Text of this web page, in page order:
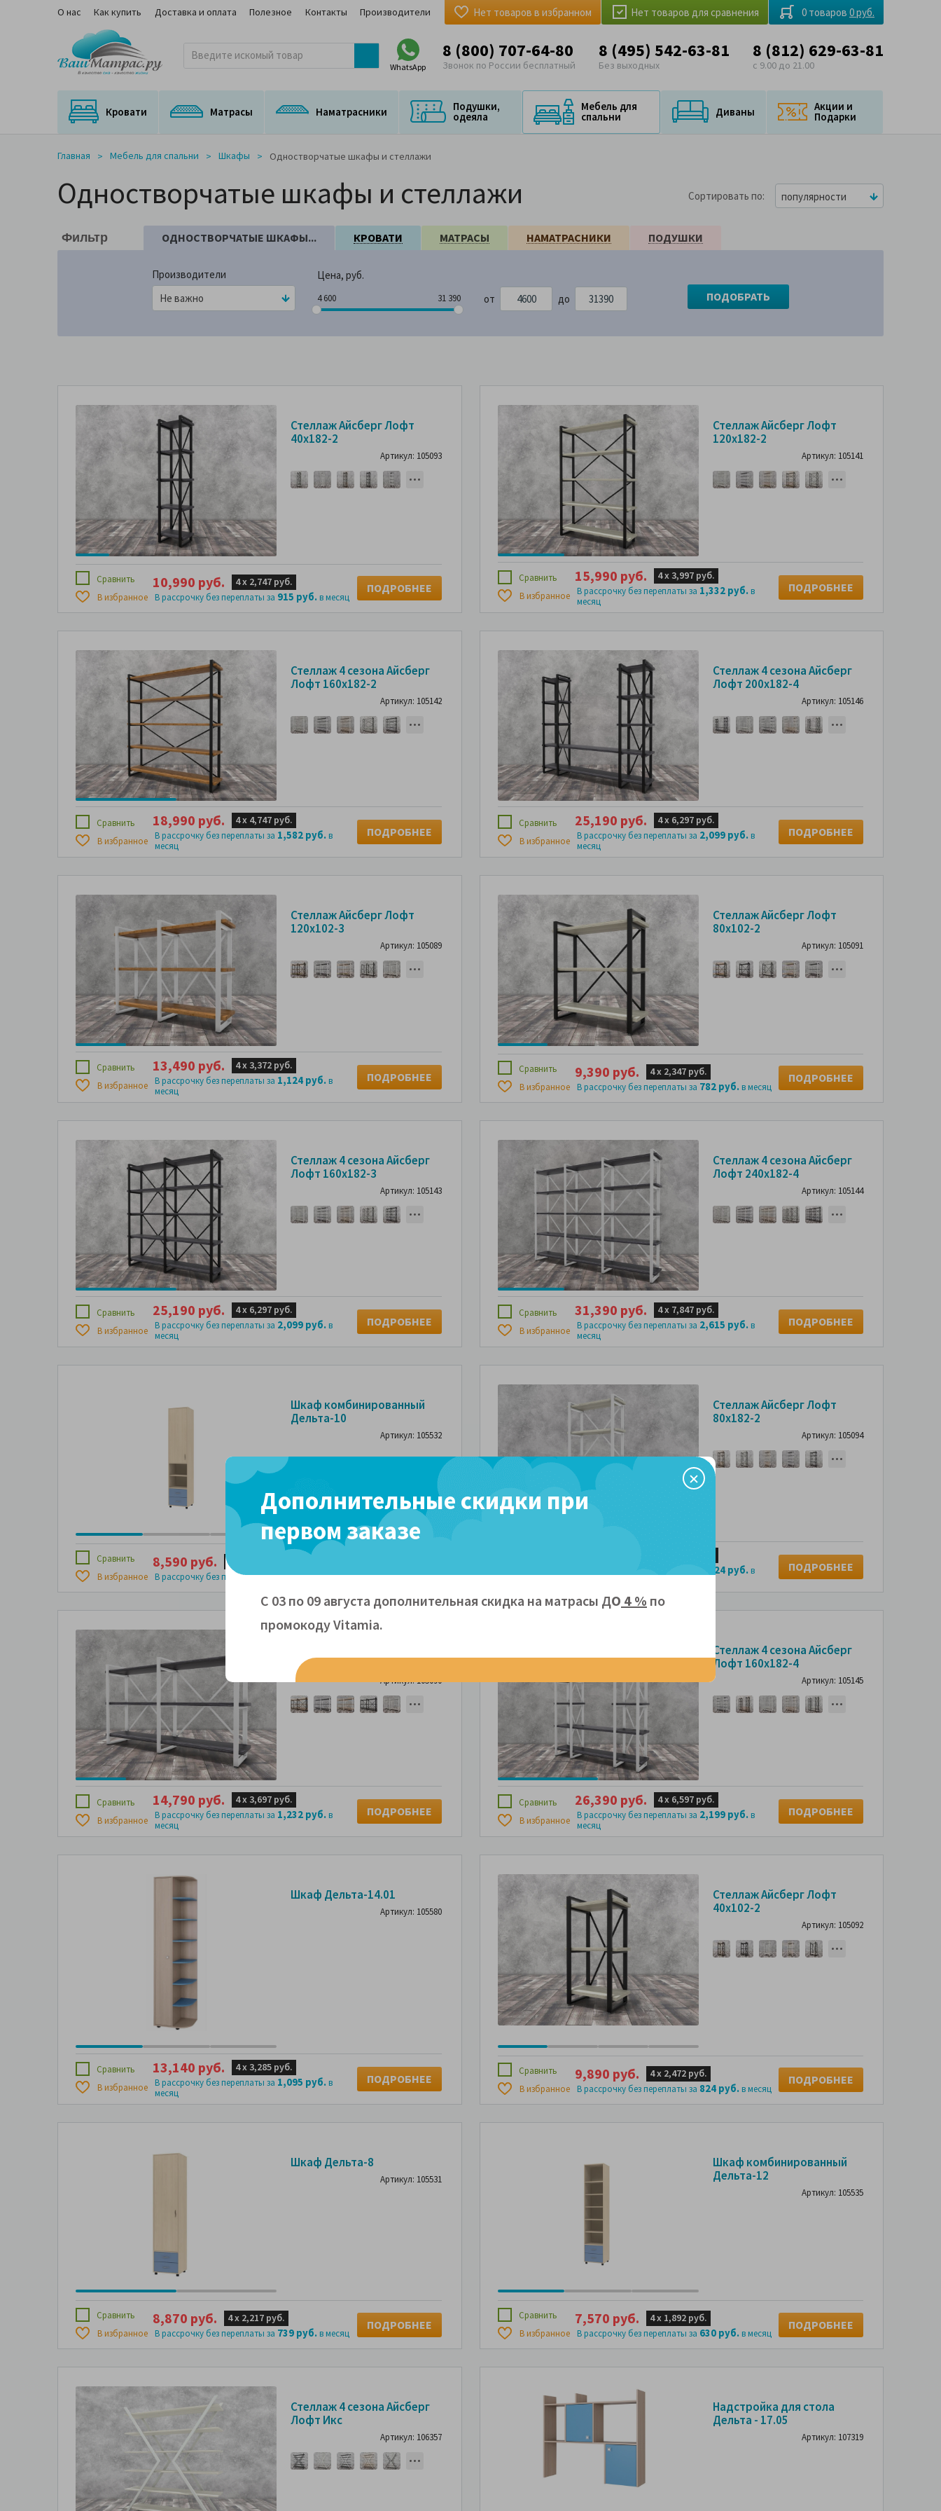
О нас Как купить Доставка и оплата Полезное Контакты Производители Нет товаров для сравнения
Нет товаров в избранном 0 товаров 0 руб.
WhatsApp
8 (800) 707-64-80
Звонок по России бесплатный
8 (495) 542-63-81
Без выходных
8 (812) 629-63-81
с 9.00 до 21.00
Кровати Матрасы Наматрасники Подушки,
одеяла
Мебель для
спальни Диваны Акции и
Подарки
Главная Мебель для спальни Шкафы Одностворчатые шкафы и стеллажи
Одностворчатые шкафы и стеллажи Сортировать по популярности
Фильтр ОДНОСТВОРЧАТЫЕ ШКАФЫ... КРОВАТИ МАТРАСЫ НАМАТРАСНИКИ ПОДУШКИ
Производители Цена, руб.
4 600 31 390
4 600 31 390 от до
Стеллаж Айсберг Лофт
40х182-2
Артикул: 105093
Сравнить
В избранное
10,990 руб. 4 х 2,747 руб.
В рассрочку без переплаты за 915 руб.в месяц
ПОДРОБНЕЕ
Стеллаж Айсберг Лофт
120х182-2
Артикул: 105141
Сравнить
В избранное
15,990 руб. 4 х 3,997 руб.
В рассрочку без переплаты за 1,332 руб.в
месяц
ПОДРОБНЕЕ
Стеллаж 4 сезона Айсберг
Лофт 160х182-2
Артикул: 105142
Сравнить
В избранное
18,990 руб. 4 х 4,747 руб.
В рассрочку без переплаты за 1,582 руб.в
месяц
ПОДРОБНЕЕ
Стеллаж 4 сезона Айсберг
Лофт 200х182-4
Артикул: 105146
Сравнить
В избранное
25,190 руб. 4 х 6,297 руб.
В рассрочку без переплаты за 2,099 руб.в
месяц
ПОДРОБНЕЕ
Стеллаж Айсберг Лофт
120х102-3
Артикул: 105089
Сравнить
В избранное
13,490 руб. 4 х 3,372 руб.
В рассрочку без переплаты за 1,124 руб.в
месяц
ПОДРОБНЕЕ
Стеллаж Айсберг Лофт
80х102-2
Артикул: 105091
Сравнить
В избранное
9,390 руб. 4 х 2,347 руб.
В рассрочку без переплаты за 782 руб.в месяц
ПОДРОБНЕЕ
Стеллаж 4 сезона Айсберг
Лофт 160х182-3
Артикул: 105143
Сравнить
В избранное
25,190 руб. 4 х 6,297 руб.
В рассрочку без переплаты за 2,099 руб.в
месяц
ПОДРОБНЕЕ
Стеллаж 4 сезона Айсберг
Лофт 240х182-4
Артикул: 105144
Сравнить
В избранное
31,390 руб. 4 х 7,847 руб.
В рассрочку без переплаты за 2,615 руб.в
месяц
ПОДРОБНЕЕ
Шкаф комбинированный
Дельта-10
Артикул: 105532
Сравнить
В избранное
8,590 руб. 4 х
В рассрочку без переплаты за715 руб.в месяц
Стеллаж Айсберг Лофт
80х182-2
Артикул: 105094
В избранное
1,124 руб.в
ПОДРОБНЕЕ
160х102-3
Артикул: 105090
Сравнить
В избранное
14,790 руб. 4 х 3,697 руб.
В рассрочку без переплаты за 1,232 руб.в
месяц
ПОДРОБНЕЕ
Стеллаж 4 сезона Айсберг
Лофт 160х182-4
Артикул: 105145
Сравнить
В избранное
26,390 руб. 4 х 6,597 руб.
В рассрочку без переплаты за 2,199 руб.в
месяц
ПОДРОБНЕЕ
Шкаф Дельта-14.01
Артикул: 105580
Сравнить
В избранное
13,140 руб. 4 х 3,285 руб.
В рассрочку без переплаты за 1,095 руб.в
месяц
ПОДРОБНЕЕ
Стеллаж Айсберг Лофт
40х102-2
Артикул: 105092
Сравнить
В избранное
9,890 руб. 4 х 2,472 руб.
В рассрочку без переплаты за 824 руб.в месяц
ПОДРОБНЕЕ
Шкаф Дельта-8
Артикул: 105531
Сравнить
В избранное
8,870 руб. 4 х 2,217 руб.
В рассрочку без переплаты за 739 руб.в месяц
ПОДРОБНЕЕ
Шкаф комбинированный
Дельта-12
Артикул: 105535
Сравнить
В избранное
7,570 руб. 4 х 1,892 руб.
В рассрочку без переплаты за 630 руб.в месяц
ПОДРОБНЕЕ
Стеллаж 4 сезона Айсберг
Лофт Икс
Артикул: 106357
Надстройка для стола
Дельта - 17.05
Артикул: 107319
Дополнительные скидки при
первом заказе
С 03 по 09 августа дополнительная скидка на матрасы ДО 4 % по
промокоду Vitamiа.